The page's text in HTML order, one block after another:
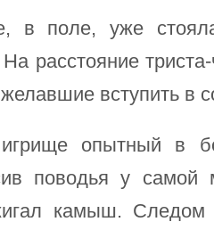
в поле, уже
расстояние триста-
вступить в
опытный в
поводья у
камыш. Следом